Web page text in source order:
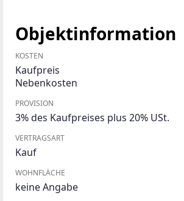
Objektinformation
KOSTEN
Kaufpreis
Nebenkosten
PROVISION
3% des Kaufpreises plus 20% USt.
VERTRAGSART
Kauf
WOHNFLÄCHE
keine Angabe